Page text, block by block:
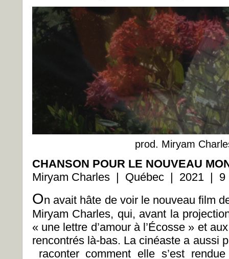
prod. Miryam
CHANSON POUR LE NOUVEAU
Miryam Charles | Québec | 2021 | 9
On avait hâte de voir le nouveau film
Miryam Charles, qui, avant la
« une lettre d’amour à l’Écosse » et
rencontrés là-bas. La cinéaste a aussi
raconter comment elle s’est